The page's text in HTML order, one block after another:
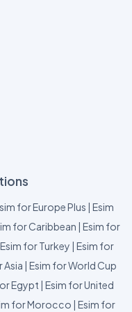
for Europe Plus | Esim
for Caribbean | Esim for
Esim for Turkey | Esim for
Asia | Esim for World Cup
Egypt | Esim for United
for Morocco | Esim for